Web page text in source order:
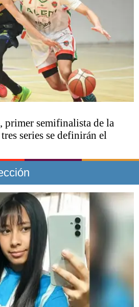
primer semifinalista de la
series se definirán el